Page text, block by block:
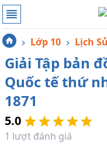
Lớp 10 Lịch
Giải Tập bản
Quốc tế thứ
1871
5.0
1 lượt đánh giá